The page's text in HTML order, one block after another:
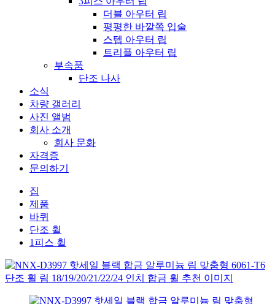
더블 아우터 립
평평한 바깥쪽 입술
스텝 아우터 립
트리플 아우터 립
부속품
단조 나사
소식
차량 갤러리
사진 앨범
회사 소개
회사 문화
자격증
문의하기
집
제품
바퀴
단조 휠
1피스 휠